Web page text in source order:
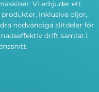
Vi erbjuder ett
inklusive oljor,
nödvändiga slitdelar för
drift samlat i